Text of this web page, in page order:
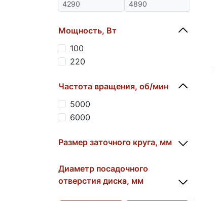
Мощность, Вт
100
220
Частота вращения, об/мин
5000
6000
Размер заточного круга, мм
Диаметр посадочного
отверстия диска, мм